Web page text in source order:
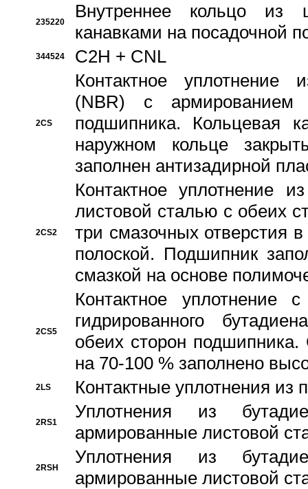
235220
Внутреннее кольцо из
канавками на посадочной
344524 C2H + CNL
2CS
Контактное уплотнение
(NBR) с
подшипника. Кольцевая
наружном кольце
заполнен антизадирной
2CS2
Контактное уплотнение
листовой сталью с обеих
три смазочных отверстия
полоской. Подшипник
смазкой на основе
2CS5
Контактное уплотнение
гидрированного
обеих сторон
на 70-100 % заполнено
2LS Контактные уплотнения из
2RS1
Уплотнения из
армированные листовой
2RSH
Уплотнения из
армированные листовой